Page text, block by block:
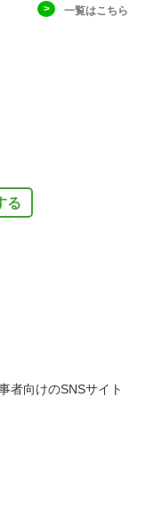
一覧はこちら
る
者向けのSNSサイト